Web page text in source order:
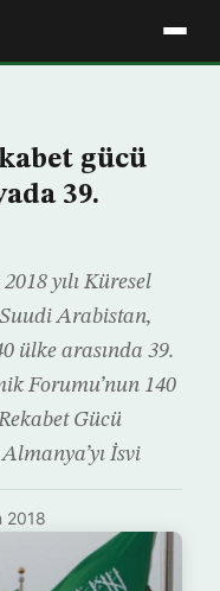
gücü
39.
yılı Küresel
Arabistan,
ülke arasında 39.
Forumu’nun 140
Gücü
İsvi
2018